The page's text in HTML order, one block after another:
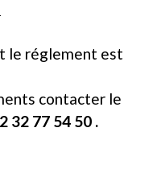
le réglement est
contacter le
32 77 54 50 .